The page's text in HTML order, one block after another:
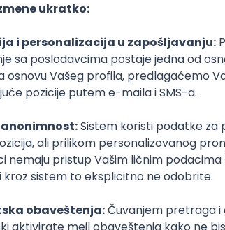
je Kovačić.
nužno loše
AI alata nije nužno loše ali nekad
alat.
generički ili neprirodni CV-jevi.
deluje profesionalno, obično mu
da korišćenje veštačke inteligencije u
Kovačić objašnjava da je za njih
kroz primere iz prakse i radne